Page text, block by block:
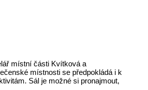
místní části Kvítková a
místnosti se předpokládá i k
Sál je možné si pronajmout,